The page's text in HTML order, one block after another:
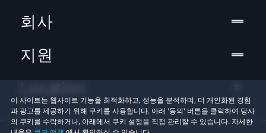
이 사이트는 웹사이트 기능을 최적화하고, 성능을 분석하며, 더 개인화된 경험
과 광고를 제공하기 위해 쿠키를 사용합니다. 아래 '동의' 버튼을 클릭하여 당사
의 쿠키를 수락하거나, 아래에서 쿠키 설정을 직접 관리할 수 있습니다. 자세한
회사
지원
Location